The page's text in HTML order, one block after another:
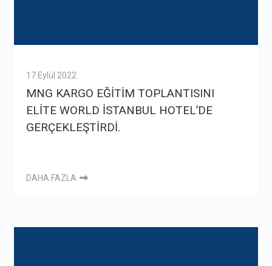
17 Eylül 2022
MNG KARGO EĞİTİM TOPLANTISINI
ELİTE WORLD İSTANBUL HOTEL’DE
GERÇEKLEŞTİRDİ.
DAHA FAZLA